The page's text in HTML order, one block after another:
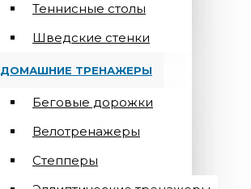
Теннисные столы
Шведские стенки
ДОМАШНИЕ ТРЕНАЖЕРЫ
Беговые дорожки
Велотренажеры
Степперы